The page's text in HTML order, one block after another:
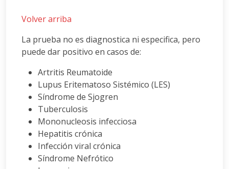
Volver arriba
La prueba no es diagnostica ni especifica, pero
puede dar positivo en casos de:
Artritis Reumatoide
Lupus Eritematoso Sistémico (LES)
Síndrome de Sjogren
Tuberculosis
Mononucleosis infecciosa
Hepatitis crónica
Infección viral crónica
Síndrome Nefrótico